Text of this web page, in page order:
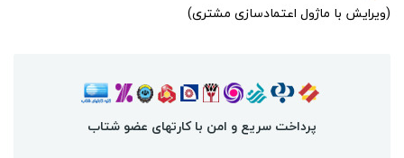
(ویرایش با ماژول اعتمادسازی مشتری)
پرداخت سریع و امن با کارتهای عضو شتاب